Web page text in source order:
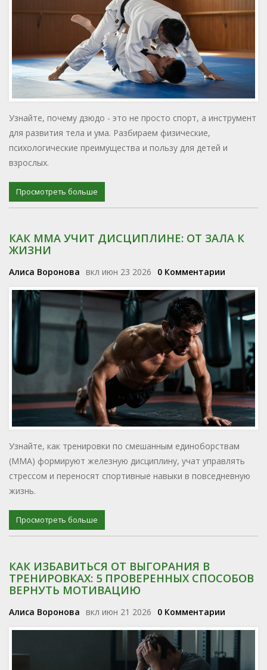
Узнайте, почему дзюдо - это не просто спорт, а инструмент
для развития тела и ума. Разбираем физические,
психологические преимущества и пользу для детей и
взрослых.
Просмотреть больше
КАК ММА УЧИТ ДИСЦИПЛИНЕ: ОТ ЗАЛА К
ЖИЗНИ
Алиса Воронова вкл июн 23 2026 0 Комментарии
Узнайте, как тренировки по смешанным единоборствам
(ММА) формируют железную дисциплину, учат управлять
стрессом и переносят спортивные навыки в повседневную
жизнь.
Просмотреть больше
КАК ИЗБАВИТЬСЯ ОТ ВЫГОРАНИЯ В
ТРЕНИРОВКАХ: 5 ПРОВЕРЕННЫХ СПОСОБОВ
ВЕРНУТЬ МОТИВАЦИЮ
Алиса Воронова вкл июн 21 2026 0 Комментарии